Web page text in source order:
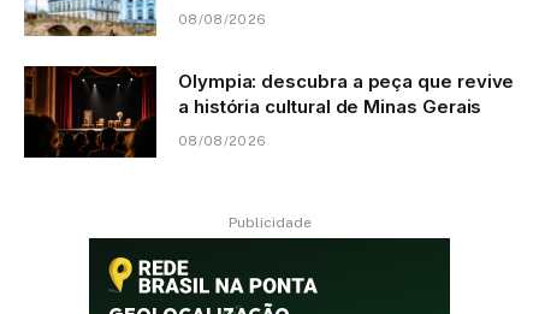
08/08/2026
Olympia: descubra a peça que revive
a história cultural de Minas Gerais
08/08/2026
Publicidade